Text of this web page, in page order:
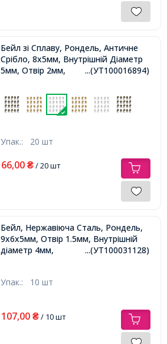
Бейл зі Сплаву, Рондель, Античне
Срібло, 8х5мм, Внутрішній Діаметр
5мм, Отвір 2мм,
...(УТ100016894)
Упак.: 20 шт
66,00 ₴/ 20 шт
Бейл, Нержавіюча Сталь, Рондель,
9x6x5мм, Отвір 1.5мм, Внутрішній
діаметр 4мм,
...(УТ100031128)
Упак.: 10 шт
107,00 ₴/ 10 шт